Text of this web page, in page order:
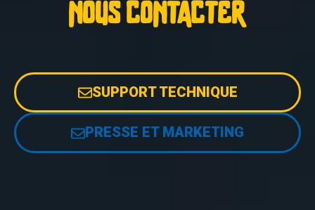
NOUS CONTACTER
SUPPORT TECHNIQUE
PRESSE ET MARKETING